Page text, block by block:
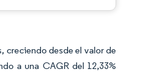
creciendo desde el valor de
a una CAGR del 12,33%